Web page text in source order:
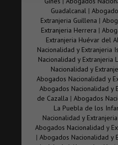
nacionalidad también
supuestos legalmente
prioritario estar
Nacionalidad y Extranjería
estos supuestos los
residir en extranjero y
siempre y cuando dejen
sin manifestar que quieren
española aunque la
adquisición de
iberoamericanos Andorra
o Portugal no determina
de la nacionalidad española
aquellos emancipados que
si utilizan la nacionalidad
Guadalcanal |
Extranjeria Guillena |
Extranjeria Herrera |
Extranjeria Huévar del
Nacionalidad y Extranjeria
Nacionalidad y Extranjeria
Nacionalidad y
Abogados Nacionalidad y
Abogados Nacionalidad y
de Cazalla | Abogados
La Puebla de los
Nacionalidad y
Abogados Nacionalidad y
| Abogados Nacionalidad y